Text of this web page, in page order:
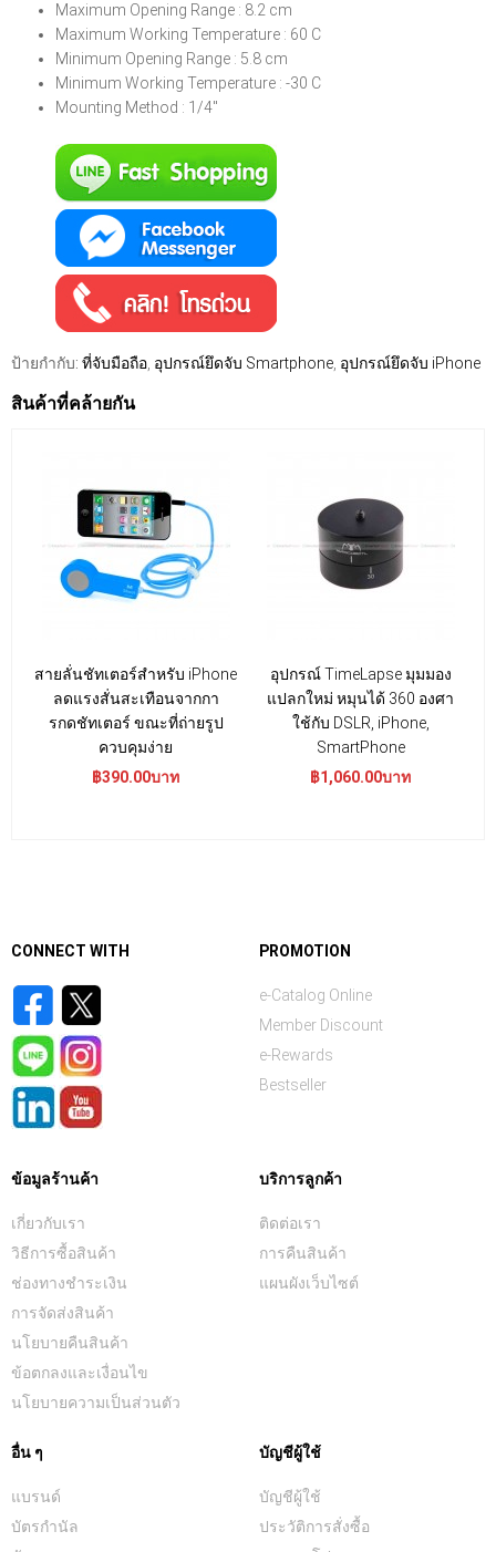
Maximum Opening Range : 8.2 cm
Maximum Working Temperature : 60 C
Minimum Opening Range : 5.8 cm
Minimum Working Temperature : -30 C
Mounting Method : 1/4''
ป้ายกำกับ: ที่จับมือถือ, อุปกรณ์ยึดจับ Smartphone, อุปกรณ์ยึดจับ iPhone
สินค้าที่คล้ายกัน
สายลั่นชัทเตอร์สำหรับ iPhone
ลดแรงสั่นสะเทือนจากกา
รกดชัทเตอร์ ขณะที่ถ่ายรูป
ควบคุมง่าย
฿390.00บาท
อุปกรณ์ TimeLapse มุมมอง
แปลกใหม่ หมุนได้ 360 องศา
ใช้กับ DSLR, iPhone,
SmartPhone
฿1,060.00บาท
CONNECT WITH PROMOTION
e-Catalog Online
Member Discount
e-Rewards
Bestseller
ข้อมูลร้านค้า
เกี่ยวกับเรา
วิธีการซื้อสินค้า
ช่องทางชำระเงิน
การจัดส่งสินค้า
นโยบายคืนสินค้า
ข้อตกลงและเงื่อนไข
นโยบายความเป็นส่วนตัว
บริการลูกค้า
ติดต่อเรา
การคืนสินค้า
แผนผังเว็บไซต์
อื่น ๆ
แบรนด์
บัตรกำนัล
บัญชีผู้ใช้
บัญชีผู้ใช้
ประวัติการสั่งซื้อ